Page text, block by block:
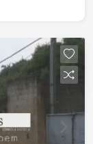
agendar